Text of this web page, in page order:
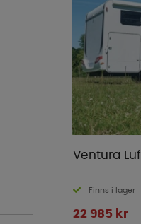
Ventura
Finns i lager
22 985 kr